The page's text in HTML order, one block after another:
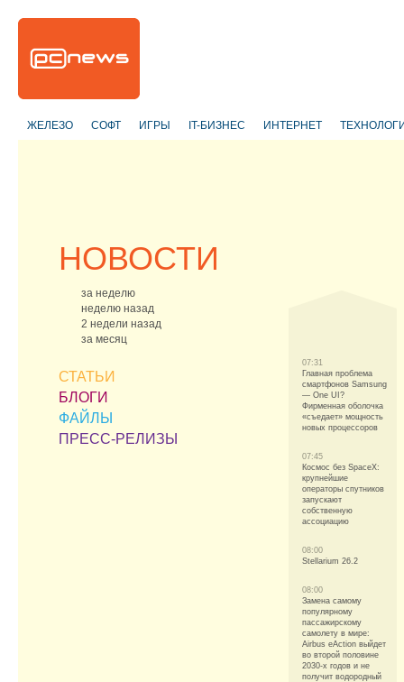
ЖЕЛЕЗО СОФТ ИГРЫ IT-БИЗНЕС ИНТЕРНЕТ
НОВОСТИ
за неделю
неделю назад
2 недели назад
за месяц
СТАТЬИ
БЛОГИ
ФАЙЛЫ
ПРЕСС-РЕЛИЗЫ
07:31
Главная проблема
смартфонов Samsung
— One UI?
Фирменная оболочка
«съедает» мощность
новых процессоров
07:45
Космос без SpaceX:
крупнейшие
операторы спутников
запускают
собственную
ассоциацию
08:00
Stellarium 26.2
08:00
Замена самому
популярному
пассажирскому
самолету в мире:
Airbus eAction выйдет
во второй половине
2030-х годов и не
получит водородный